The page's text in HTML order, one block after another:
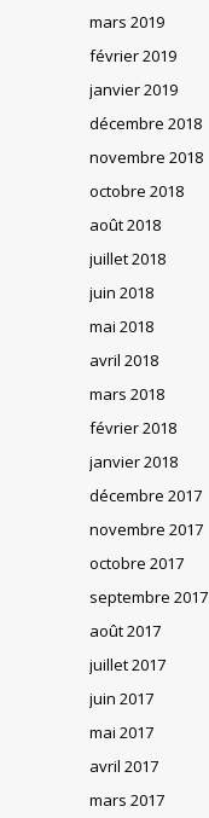
mars 2019
février 2019
janvier 2019
décembre 2018
novembre 2018
octobre 2018
août 2018
juillet 2018
juin 2018
mai 2018
avril 2018
mars 2018
février 2018
janvier 2018
décembre 2017
novembre 2017
octobre 2017
septembre 2017
août 2017
juillet 2017
juin 2017
mai 2017
avril 2017
mars 2017